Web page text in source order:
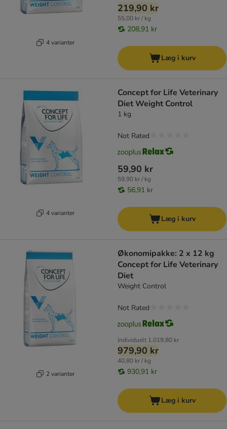
4 varianter
219,90 kr
55,00 kr / kg
208,91 kr
Læg i kurv
4 varianter
Concept for Life Veterinary
Diet Weight Control
1 kg
59,90 kr
59,90 kr / kg
56,91 kr
Not Rated
Læg i kurv
2 varianter
Økonomipakke: 2 x 12 kg
Concept for Life Veterinary
Diet
Weight Control
Individuelt 1.019,80 kr
979,90 kr
40,80 kr / kg
930,91 kr
Not Rated
Læg i kurv